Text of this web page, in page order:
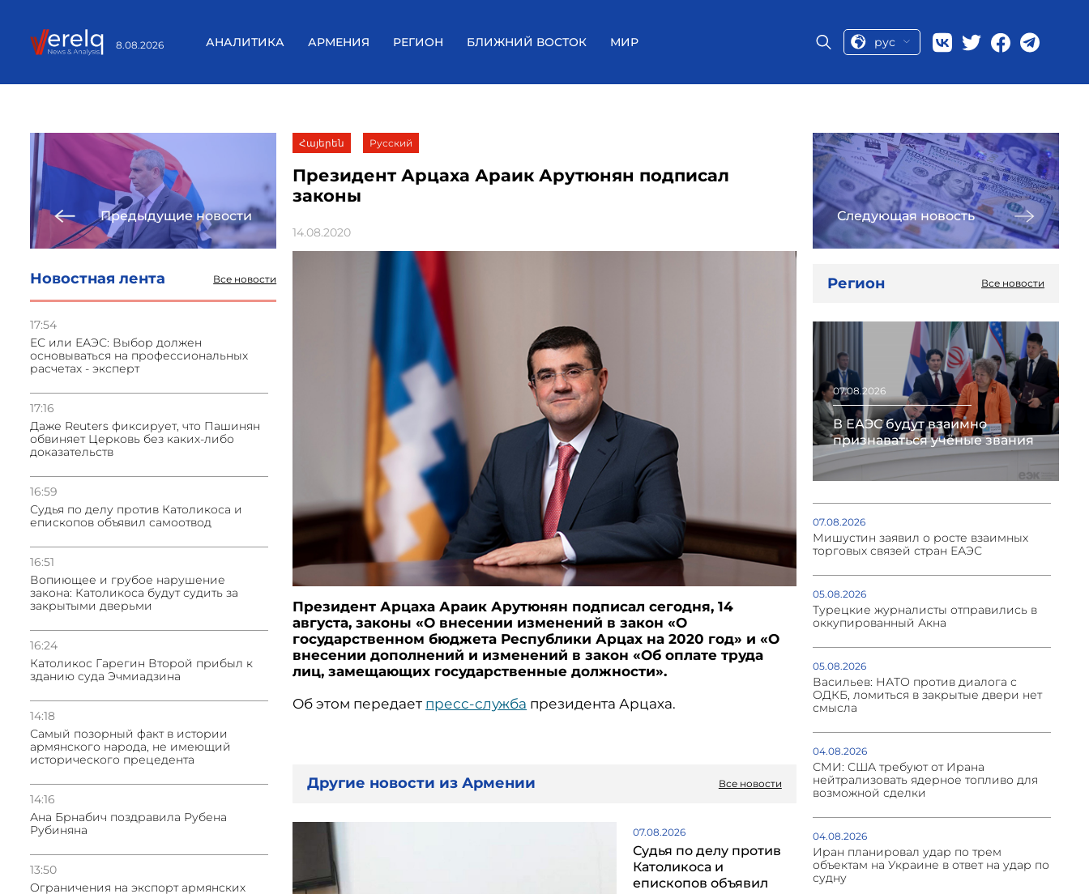
8.08.2026 АНАЛИТИКА АРМЕНИЯ РЕГИОН БЛИЖНИЙ ВОСТОК МИР рус
Предыдущие новости
Новостная лента Все новости
17:54
ЕС или ЕАЭС: Выбор должен
основываться на профессиональных
расчетах - эксперт
17:16
Даже Reuters фиксирует, что Пашинян
обвиняет Церковь без каких-либо
доказательств
16:59
Судья по делу против Католикоса и
епископов объявил самоотвод
16:51
Вопиющее и грубое нарушение
закона: Католикоса будут судить за
закрытыми дверьми
16:24
Католикос Гарегин Второй прибыл к
зданию суда Эчмиадзина
14:18
Самый позорный факт в истории
армянского народа, не имеющий
исторического прецедента
14:16
Ана Брнабич поздравила Рубена
Рубиняна
13:50
Oграничения на экспорт армянских
Հայերեն Русский
Президент Арцаха Араик Арутюнян подписал
законы
14.08.2020
Президент Арцаха Араик Арутюнян подписал сегодня, 14
августа, законы «О внесении изменений в закон «О
государственном бюджета Республики Арцах на 2020 год» и «О
внесении дополнений и изменений в закон «Об оплате труда
лиц, замещающих государственные должности».
Об этом передает пресс-служба президента Арцаха.
Другие новости из Армении Все новости
07.08.2026
Судья по делу против
Католикоса и
епископов объявил
Следующая новость
Регион Все новости
07.08.2026
В ЕАЭС будут взаимно
признаваться учёные звания
07.08.2026
Мишустин заявил о росте взаимных
торговых связей стран ЕАЭС
05.08.2026
Турецкие журналисты отправились в
оккупированный Акна
05.08.2026
Васильев: НАТО против диалога с
ОДКБ, ломиться в закрытые двери нет
смысла
04.08.2026
СМИ: США требуют от Ирана
нейтрализовать ядерное топливо для
возможной сделки
04.08.2026
Иран планировал удар по трем
объектам на Украине в ответ на удар по
судну